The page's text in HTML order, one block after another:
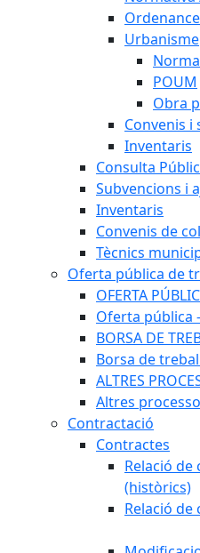
Urbanisme
POUM
Obra
Convenis i
Inventaris
Consulta
Subvencions i
Inventaris
Convenis de
Tècnics
Oferta pública de
OFERTA
Oferta pública
BORSA DE
Borsa de
ALTRES
Altres
Contractació
Contractes
Relació
(històrics)
Relació